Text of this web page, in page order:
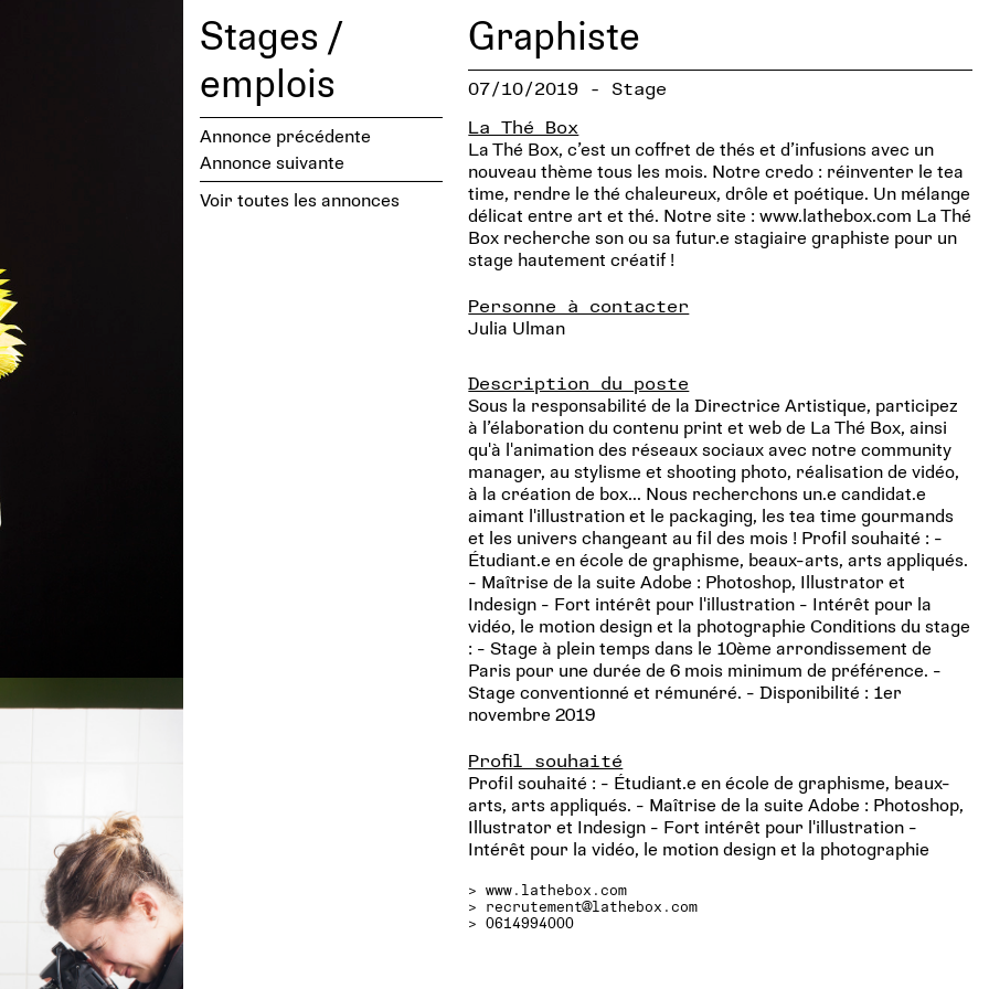
Stages /
emplois
Annonce précédente
Annonce suivante
Voir toutes les annonces
Graphiste
07/10/2019 - Stage
La Thé Box
La Thé Box, c’est un coffret de thés et d’infusions avec un
nouveau thème tous les mois. Notre credo : réinventer le tea
time, rendre le thé chaleureux, drôle et poétique. Un mélange
délicat entre art et thé. Notre site : www.lathebox.com La Thé
Box recherche son ou sa futur.e stagiaire graphiste pour un
stage hautement créatif !
Personne à contacter
Julia Ulman
Description du poste
Sous la responsabilité de la Directrice Artistique, participez
à l’élaboration du contenu print et web de La Thé Box, ainsi
qu'à l'animation des réseaux sociaux avec notre community
manager, au stylisme et shooting photo, réalisation de vidéo,
à la création de box... Nous recherchons un.e candidat.e
aimant l'illustration et le packaging, les tea time gourmands
et les univers changeant au fil des mois ! Profil souhaité : -
Étudiant.e en école de graphisme, beaux-arts, arts appliqués.
- Maîtrise de la suite Adobe : Photoshop, Illustrator et
Indesign - Fort intérêt pour l'illustration - Intérêt pour la
vidéo, le motion design et la photographie Conditions du stage
: - Stage à plein temps dans le 10ème arrondissement de
Paris pour une durée de 6 mois minimum de préférence. -
Stage conventionné et rémunéré. - Disponibilité : 1er
novembre 2019
Profil souhaité
Profil souhaité : - Étudiant.e en école de graphisme, beaux-
arts, arts appliqués. - Maîtrise de la suite Adobe : Photoshop,
Illustrator et Indesign - Fort intérêt pour l'illustration -
Intérêt pour la vidéo, le motion design et la photographie
>www.lathebox.com
> recrutement@lathebox.com
> 0614994000